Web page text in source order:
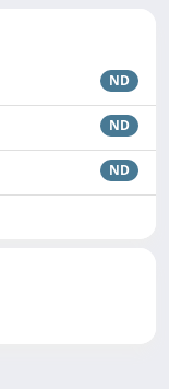
ND
ND
ND